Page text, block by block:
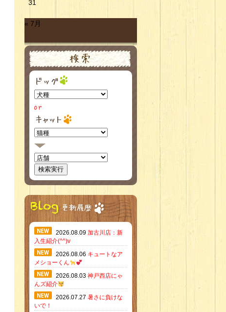
31
« 7月
2026.08.09 加古川店：新
入生紹介(^^)v
2026.08.06 キュートなア
メショーくん
2026.08.03 神戸西店にゃ
んズ紹介
2026.07.27 暑さに負けな
いで！